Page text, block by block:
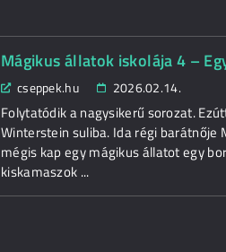
Mágikus állatok iskolája 4 –
cseppek.hu 2026.02.14.
Folytatódik a nagysikerű sorozat.
Winterstein suliba. Ida régi barátnője
mégis kap egy mágikus állatot egy
kiskamaszok ...